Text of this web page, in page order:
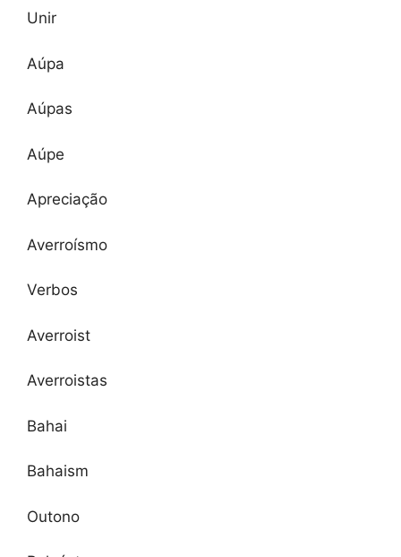
Unir
Aúpa
Aúpas
Aúpe
Apreciação
Averroísmo
Verbos
Averroist
Averroistas
Bahai
Bahaism
Outono